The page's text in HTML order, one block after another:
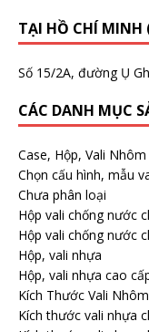
TẠI HỒ CHÍ
Số 15/2A, đường Ụ
CÁC DANH MỤC
Case, Hộp, Vali Nhôm
Chọn cấu hình, mẫu
Chưa phân loại
Hộp vali chống nước
Hộp vali chống nước
Hộp, vali nhựa
Hộp, vali nhựa cao
Kích Thước Vali Nhôm
Kích thước vali nhựa